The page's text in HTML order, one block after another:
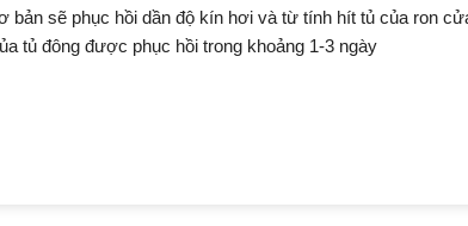
bản sẽ phục hồi dần độ kín hơi và từ tính hít tủ của ron
tủ đông được phục hồi trong khoảng 1-3 ngày